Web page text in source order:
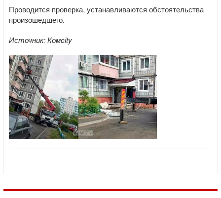
Проводится проверка, устанавливаются обстоятельства
произошедшего.
Источник: Комcity